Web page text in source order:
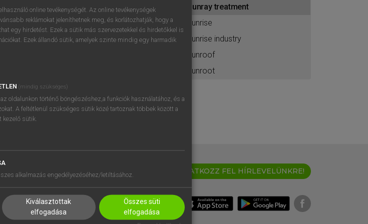
próbaverziójának elindításához
regisztrálok ésbelépek.
REGISZTRÁCIÓ
sunray treatment
sunrise
sunrise industry
sunroof
sunroot
BEÁLLÍTÁSOK
IRATKOZZ FEL HÍRLEVELÜNKRE!
online tevékenységét. Az online tevékenységek
reklámokat jeleníthetnek meg, és korlátozhatják, hogy a
egy hirdetést. Ezek a sütik más szervezetekkel és hirdetőkkel is
Ezek állandó sütik, amelyek szinte mindig egy harmadik
(mindig szükséges)
oldalunkon történő böngészéshez,a funkciók használatához, és a
A feltétlenül szükséges sütik közé tartoznak többek között a
kezelő sütik.
alkalmazás engedélyezéséhez/letiltásához.
Kiválasztottak
elfogadása
Összes süti
elfogadása